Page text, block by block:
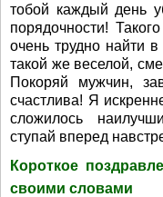
тобой каждый день
порядочности!
очень трудно найти
такой же веселой,
Покоряй мужчин,
счастлива! Я
сложилось
ступай вперед
Короткое
своими словами